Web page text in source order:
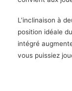
L’inclinaison à
position idéale
intégré
vous puissiez